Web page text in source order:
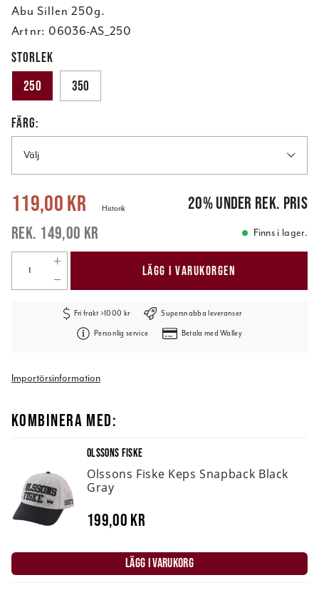
Abu Sillen 250g.
Art nr: 06036-AS_250
STORLEK
250
350
FÄRG:
Välj
Nuvarande pris:119,00 kr 149,00 kr
119,00 kr
149,00 kr
Historik 20%under rek. pris
Finns i lager.
LÄGG I VARUKORGEN
Fri frakt >1000 kr Supersnabba leveranser
Personlig service Betala med Walley
Importörsinformation
KOMBINERA MED:
OLSSONS FISKE
Olssons Fiske Keps Snapback Black
Gray
199,00 kr
LÄGG I VARUKORG